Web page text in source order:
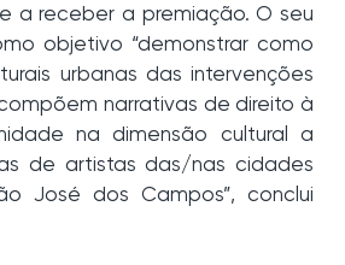
a receber a premiação. O seu
objetivo “demonstrar como
urbanas das intervenções
narrativas de direito à
na dimensão cultural a
de artistas das/nas cidades
José dos Campos”, conclui